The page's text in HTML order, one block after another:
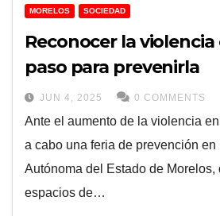
MORELOS SOCIEDAD
Reconocer la
paso para prevenirla
JUN 4, 2025 0 COMMENTS
Ante el aumento de la violencia
a cabo una feria de prevención en
Autónoma del Estado de Morelos,
espacios de…